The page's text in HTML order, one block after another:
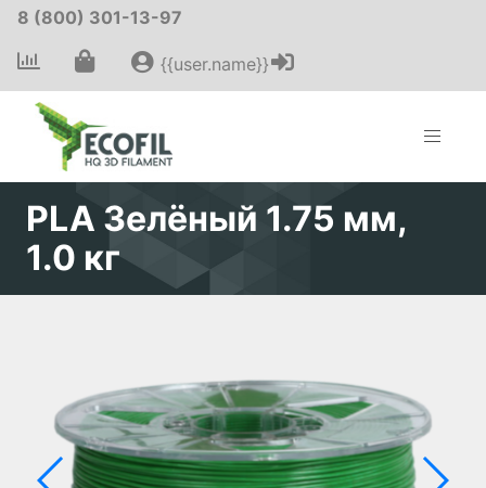
8 (800) 301-13-97
{{user.name}}
PLA Зелёный 1.75 мм,
1.0 кг